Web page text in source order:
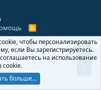
R
S
чтобы персонализировать
если Вы зарегистрируетесь.
на использование
cookie.
больше...